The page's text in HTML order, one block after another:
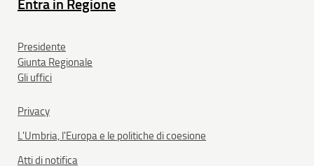
Entra in Regione
Presidente
Giunta Regionale
Gli uffici
Privacy
L'Umbria, l'Europa e le politiche di coesione
Atti di notifica